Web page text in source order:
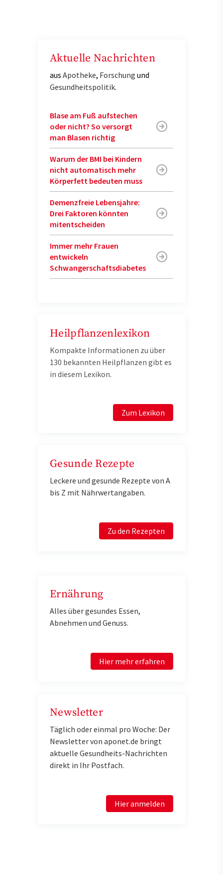
Aktuelle Nachrichten
aus Apotheke, Forschung und
Gesundheitspolitik.
Blase am Fuß aufstechen
oder nicht? So versorgt
man Blasen richtig
Warum der BMI bei Kindern
nicht automatisch mehr
Körperfett bedeuten muss
Demenzfreie Lebensjahre:
Drei Faktoren könnten
mitentscheiden
Immer mehr Frauen
entwickeln
Schwangerschaftsdiabetes
Heilpflanzenlexikon
Kompakte Informationen zu über
130 bekannten Heilpflanzen gibt es
in diesem Lexikon.
Zum Lexikon
Gesunde Rezepte
Leckere und gesunde Rezepte von A
bis Z mit Nährwertangaben.
Zu den Rezepten
Ernährung
Alles über gesundes Essen,
Abnehmen und Genuss.
Hier mehr erfahren
Newsletter
Täglich oder einmal pro Woche: Der
Newsletter von aponet.de bringt
aktuelle Gesundheits-Nachrichten
direkt in Ihr Postfach.
Hier anmelden